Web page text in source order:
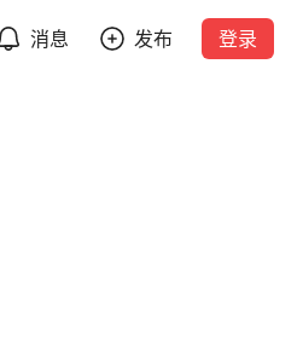
消息 发布 登录